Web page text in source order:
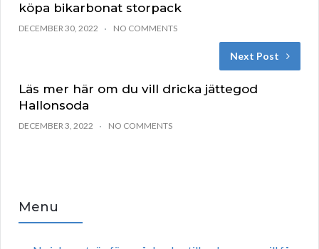
köpa bikarbonat storpack
DECEMBER 30, 2022 NO COMMENTS
Next Post
Läs mer här om du vill dricka jättegod
Hallonsoda
DECEMBER 3, 2022 NO COMMENTS
Menu